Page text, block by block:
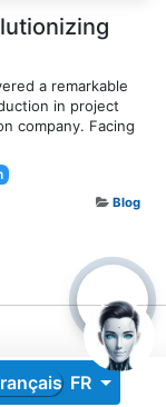
FR
a remarkable
in project
company. Facing
Blog
flotei de roboți